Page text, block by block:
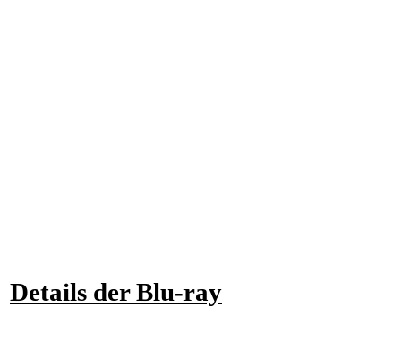
Details der Blu-ray